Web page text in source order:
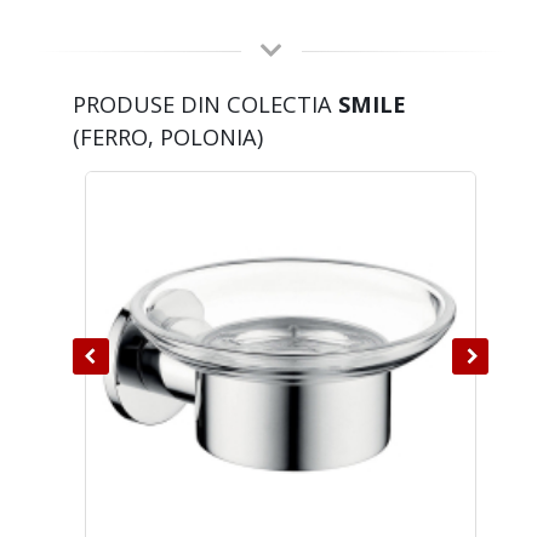
PRODUSE DIN COLECTIA SMILE
(FERRO, POLONIA)